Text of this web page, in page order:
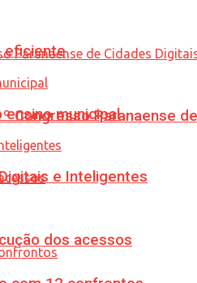
Paranaense
dos acessos
eficiente
ensino municipal
e Inteligentes